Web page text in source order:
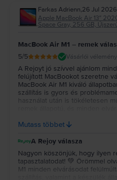
Farkas Adrienn,26 Jul 2026
Apple MacBook Air 13″
Space Gray, 256 GB,
MacBook Air M1 – remek
5/5 Vásárlói
A Rejoyt jó szívvel ajánlom
felújított MacBookot szeretne
MacBook Air M1 kiváló
szállítás is gyors és
használat után is tökéletesen
vásárolnék tőlük újra.
Mutass többet
A Rejoy válasza
Nagyon köszönjük, hogy ilyen
tapasztalatodat! 💚 Örömmel
M1 minden elvárásodat